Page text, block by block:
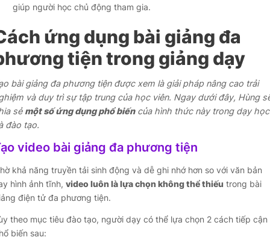
giúp người học chủ động tham gia.
ứng dụng bài giảng đa
tiện trong giảng dạy
bài giảng đa phương tiện được xem là giải pháp nâng cao trải
và duy trì sự tập trung của học viên. Ngay dưới đây, Hùng
sẻ một số ứng dụng phổ biếncủa hình thức này trong dạy học
đào tạo.
video bài giảng đa phương tiện
khả năng truyền tải sinh động và dễ ghi nhớ hơn so với văn bản
hình ảnh tĩnh, video luôn là lựa chọn không thể thiếu trong bài
điện tử đa phương tiện.
theo mục tiêu đào tạo, người dạy có thể lựa chọn 2 cách tiếp cận
biến sau: